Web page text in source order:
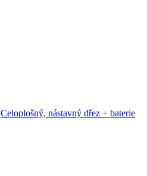
Celoplošný, nástavný dřez + baterie